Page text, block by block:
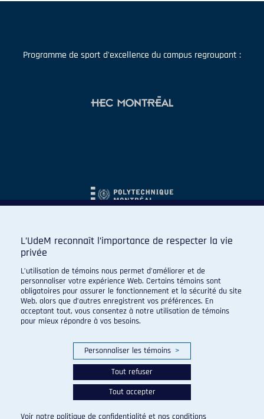
Programme de sport d'excellence du campus regroupant :
© 2026 Carabins de l'Université de Montréal. Tous droits
réservés.
L’UdeM reconnaît l’importance de respecter la vie
privée
L’utilisation de témoins nous permet d’améliorer et de
personnaliser votre expérience Web. Certains témoins sont
obligatoires pour assurer le fonctionnement et la sécurité du site
Web, alors que d’autres enregistrent vos préférences. En
acceptant tout, vous consentez à notre utilisation de témoins
pour mieux répondre à vos besoins.
Personnaliser les témoins >
Tout refuser
Tout accepter
Voir notre politique de confidentialité et nos conditions